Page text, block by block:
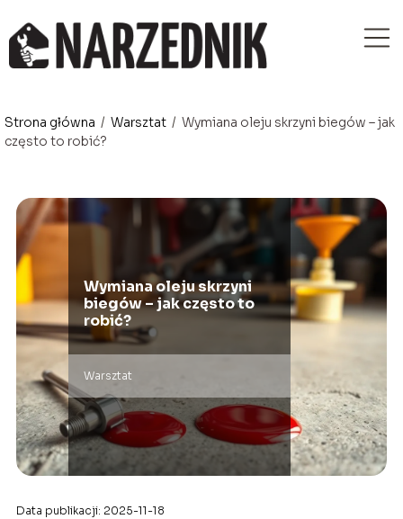
Strona główna / Warsztat / Wymiana oleju skrzyni biegów – jak
często to robić?
Wymiana oleju skrzyni
biegów – jak często to
robić?
Warsztat
Data publikacji: 2025-11-18